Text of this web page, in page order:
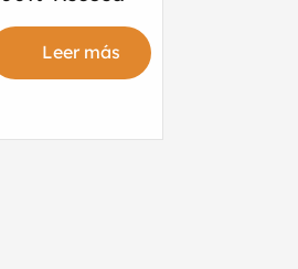
Leer más